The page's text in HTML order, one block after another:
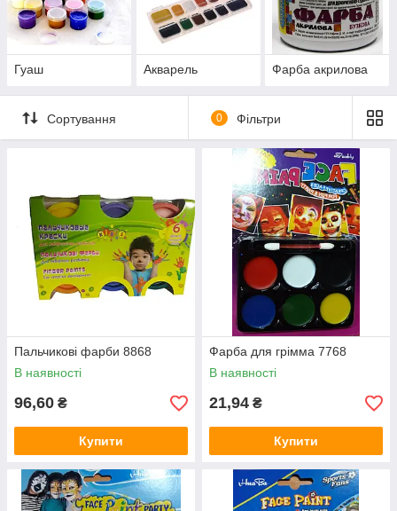
складі, знижки для опту,
оперативну відправку
замовлень по Україні.
До продукції!
Кращий вибір
Фарби для живопису на основі яскравого
пігменту і речовини тваринного походження
Гуаш Акварель Фарба акрилова
Сортування 0 Фільтри
Пальчикові фарби 8868
В наявності
96,60 ₴
Купити
Фарба для грімма 7768
В наявності
21,94 ₴
Купити